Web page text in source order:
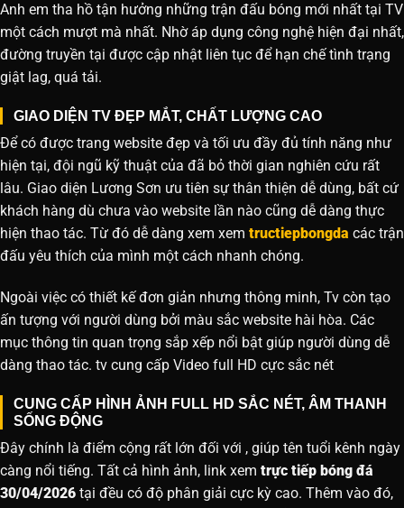
Anh em tha hồ tận hưởng những trận đấu bóng mới nhất tại TV
một cách mượt mà nhất. Nhờ áp dụng công nghệ hiện đại nhất,
đường truyền tại được cập nhật liên tục để hạn chế tình trạng
giật lag, quá tải.
GIAO DIỆN TV ĐẸP MẮT, CHẤT LƯỢNG CAO
Để có được trang website đẹp và tối ưu đầy đủ tính năng như
hiện tại, đội ngũ kỹ thuật của đã bỏ thời gian nghiên cứu rất
lâu. Giao diện Lương Sơn ưu tiên sự thân thiện dễ dùng, bất cứ
khách hàng dù chưa vào website lần nào cũng dễ dàng thực
hiện thao tác. Từ đó dễ dàng xem xem tructiepbongda các trận
đấu yêu thích của mình một cách nhanh chóng.
Ngoài việc có thiết kế đơn giản nhưng thông minh, Tv còn tạo
ấn tượng với người dùng bởi màu sắc website hài hòa. Các
mục thông tin quan trọng sắp xếp nổi bật giúp người dùng dễ
dàng thao tác. tv cung cấp Video full HD cực sắc nét
CUNG CẤP HÌNH ẢNH FULL HD SẮC NÉT, ÂM THANH
SỐNG ĐỘNG
Đây chính là điểm cộng rất lớn đối với , giúp tên tuổi kênh ngày
càng nổi tiếng. Tất cả hình ảnh, link xem trực tiếp bóng đá
30/04/2026 tại đều có độ phân giải cực kỳ cao. Thêm vào đó,